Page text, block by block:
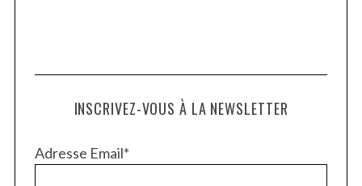
INSCRIVEZ-VOUS À LA NEWSLETTER
Adresse Email*